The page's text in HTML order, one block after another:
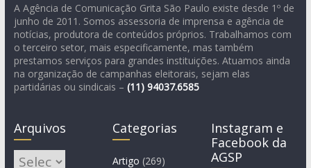
A Agência de Comunicação Grita São Paulo existe desde 1º de
junho de 2011. Somos assessoria de imprensa e agência de
notícias, produtora de conteúdos próprios. Trabalhamos com
o terceiro setor, mais especificamente, mas também
prestamos serviços para grandes instituições. Atuamos ainda
na organização de campanhas eleitorais, sejam elas
partidárias ou sindicais – (11) 94037.6585
Arquivos
Arquivos
Categorias
Artigo (269)
Instagram e
Facebook da
AGSP